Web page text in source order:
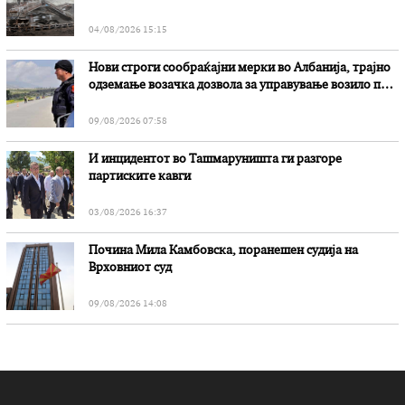
04/08/2026 15:15
Нови строги сообраќајни мерки во Aлбанија, трајно
одземање возачка дозвола за управување возило под
09/08/2026 07:58
И инцидентот во Ташмаруништa ги разгоре
партиските кавги
03/08/2026 16:37
Почина Мила Камбовска, поранешен судија на
Врховниот суд
09/08/2026 14:08